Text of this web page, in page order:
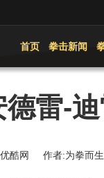
首页 拳击新闻
雷-
:优酷网 作者:为拳